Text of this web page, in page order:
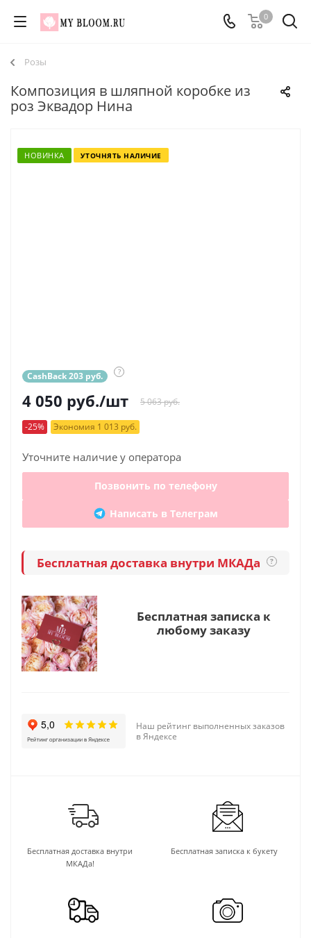
0
Розы
Композиция в шляпной коробке из
роз Эквадор Нина
НОВИНКА УТОЧНЯТЬ НАЛИЧИЕ
CashBack 203 руб. ?
4 050 руб./шт 5 063 руб.
-25% Экономия 1 013 руб.
Уточните наличие у оператора
Позвонить по телефону
Написать в Телеграм
Бесплатная доставка внутри МКАДа ?
Бесплатная записка к
любому заказу
Наш рейтинг выполненных заказов
в Яндексе
Бесплатная доставка внутри
МКАДа!
Бесплатная записка к букету